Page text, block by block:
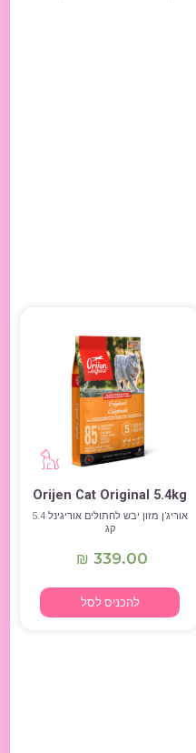
Orijen Cat Original 5.4kg
אוריג’ן מזון יבש לחתולים אוריגינל 5.4
קג
₪ 339.00
להכניס לסל